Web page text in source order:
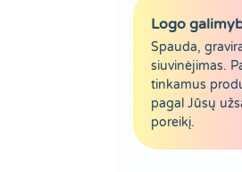
Logo
Spauda,
siuvinėjimas.
tinkamus
pagal Jūsų
poreikį.